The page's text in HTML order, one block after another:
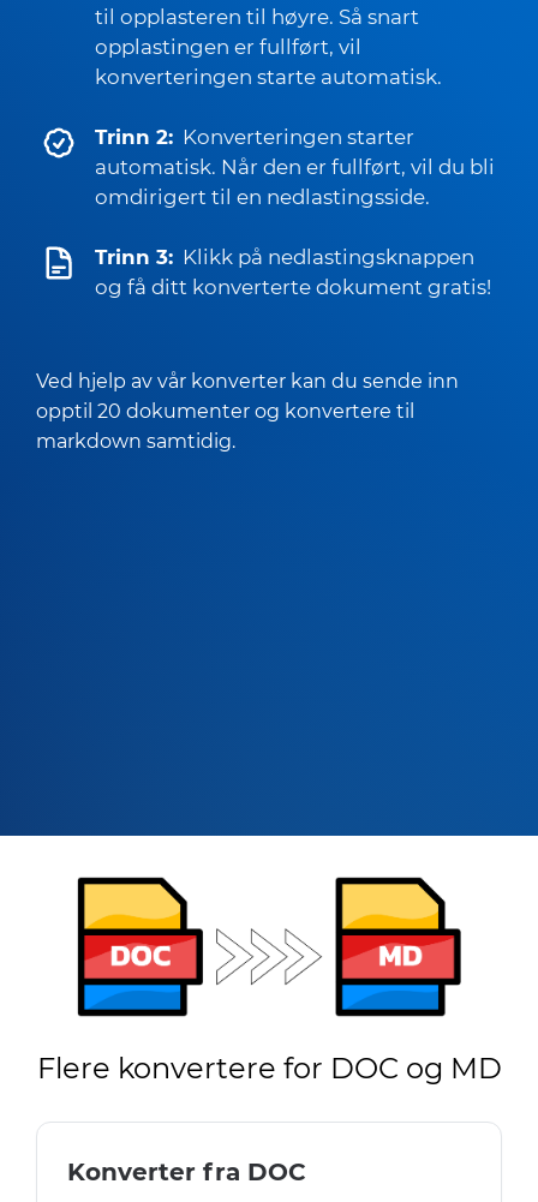
til opplasteren til høyre. Så snart
opplastingen er fullført, vil
konverteringen starte automatisk.
Trinn 2: Konverteringen starter
automatisk. Når den er fullført, vil du bli
omdirigert til en nedlastingsside.
Trinn 3: Klikk på nedlastingsknappen
og få ditt konverterte dokument gratis!
Ved hjelp av vår konverter kan du sende inn
opptil 20 dokumenter og konvertere til
markdown samtidig.
Flere konvertere for DOC og MD
Konverter fra DOC